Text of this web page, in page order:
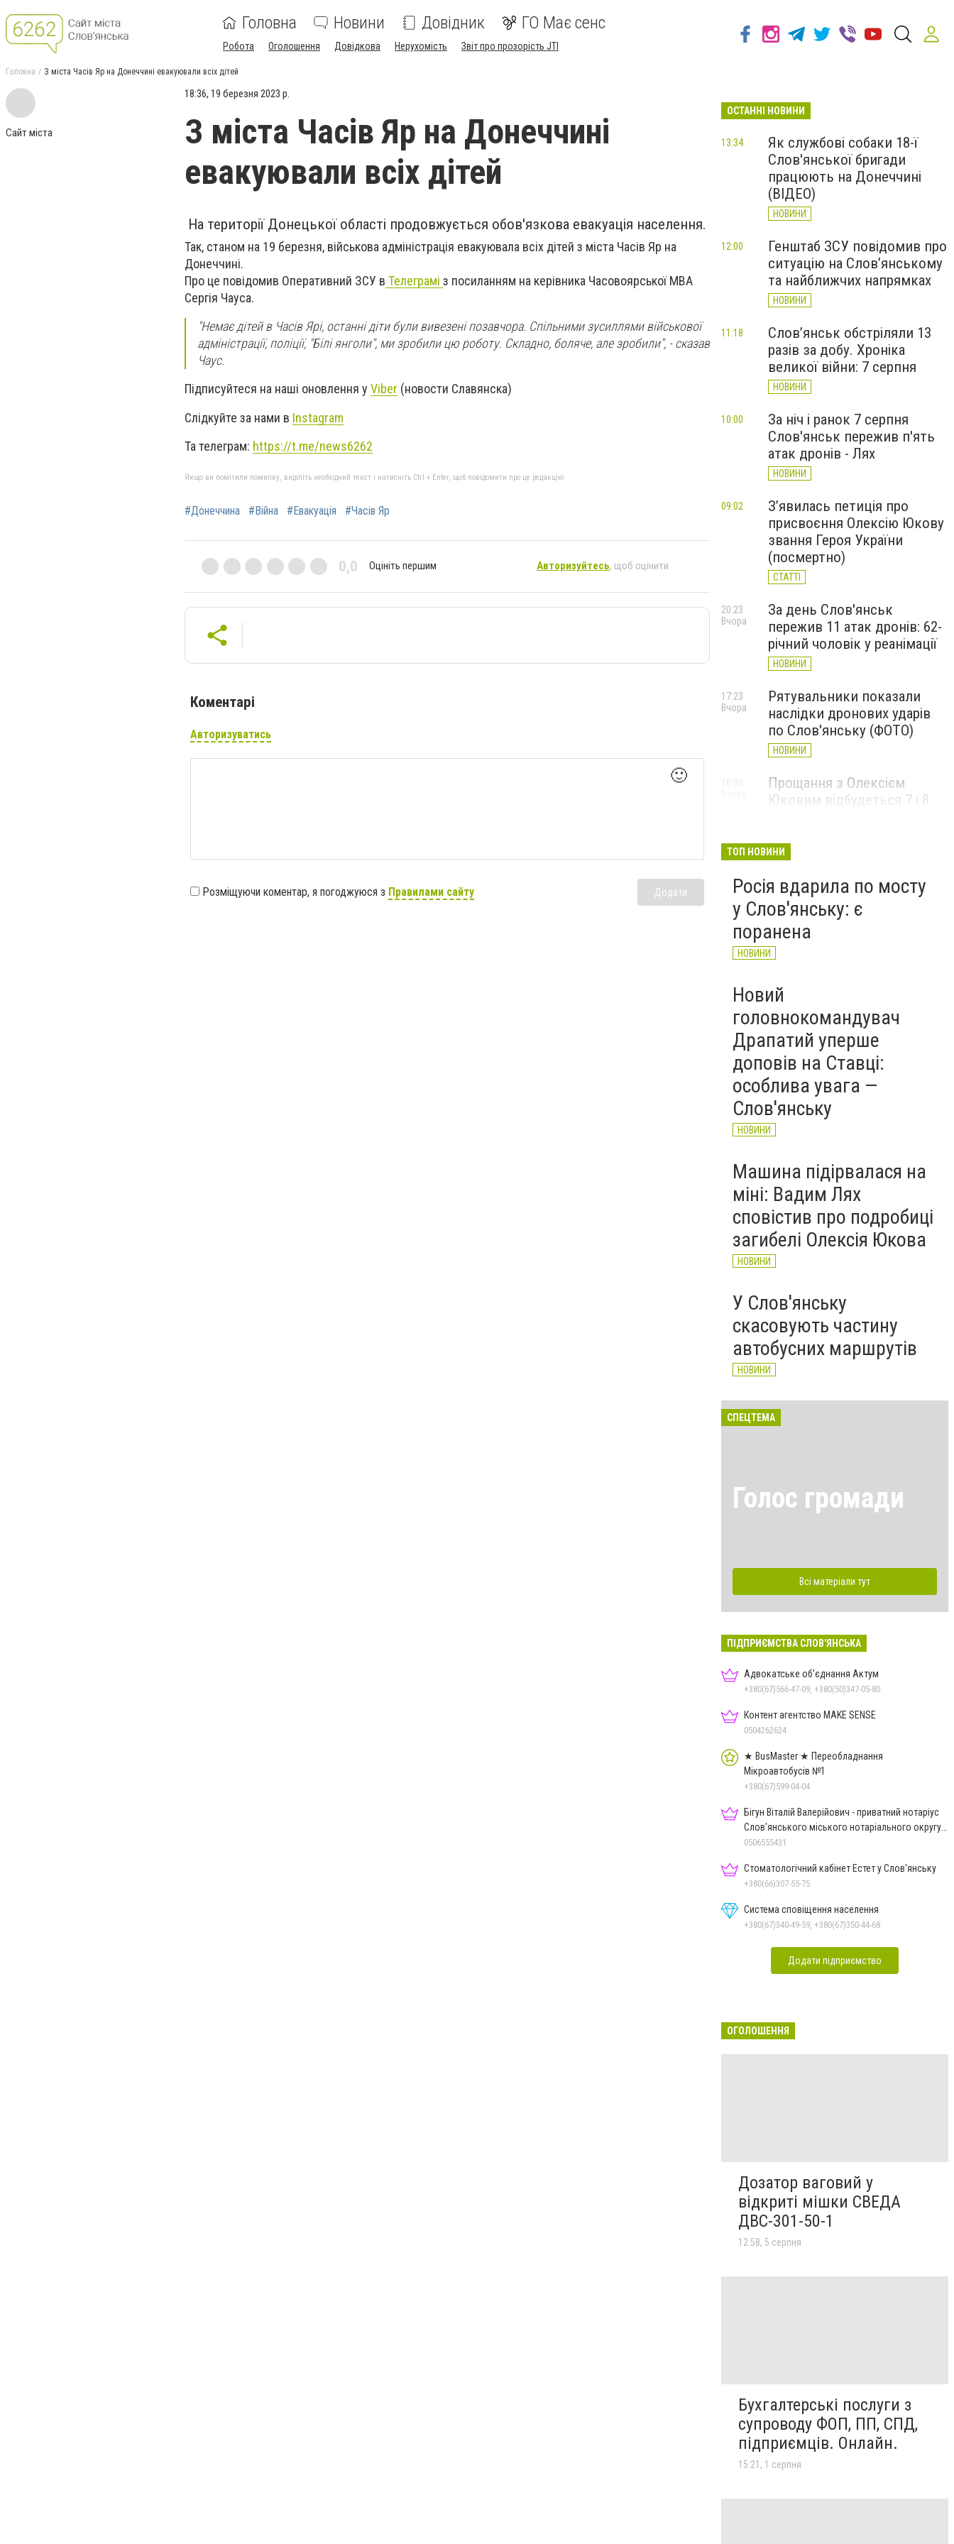
Головна Новини Довідник ГО Має сенс
Робота Оголошення Довідкова Нерухомість Звіт про прозорість JTI
Головна З міста Часів Яр на Донеччині евакуювали всіх дітей
Сайт міста
18:36, 19 березня 2023 р.
З міста Часів Яр на Донеччині
евакуювали всіх дітей
На території Донецької області продовжується обов'язкова евакуація населення.
Так, станом на 19 березня, військова адміністрація евакуювала всіх дітей з міста Часів Яр на
Донеччині.
Про це повідомив Оперативний ЗСУ в Телеграмі з посиланням на керівника Часовоярської МВА
Сергія Чауса.
"Немає дітей в Часів Ярі, останні діти були вивезені позавчора. Спільними зусиллями військової
адміністрації, поліції, "Білі янголи", ми зробили цю роботу. Складно, боляче, але зробили", - сказав
Чаус.
Підписуйтеся на наші оновлення у Viber (новости Славянска)
Слідкуйте за нами в Instagram
Та телеграм: https://t.me/news6262
Якщо ви помітили помилку, виділіть необхідний текст і натисніть Ctrl + Enter, щоб повідомити про це редакцію
#Донеччина #Війна #Евакуація #Часів Яр
0,0 Оцініть першим Авторизуйтесь, щоб оцінити
Коментарі
Авторизуватись
🙂
Розміщуючи коментар, я погоджуюся з Правилами сайту Додати
ОСТАННІ НОВИНИ
Як службові собаки 18-ї
Слов'янської бригади
працюють на Донеччині
(ВІДЕО)
НОВИНИ
13:34
Генштаб ЗСУ повідомив про
ситуацію на Слов’янському
та найближчих напрямках
НОВИНИ
12:00
Слов’янськ обстріляли 13
разів за добу. Хроніка
великої війни: 7 серпня
НОВИНИ
11:18
За ніч і ранок 7 серпня
Слов'янськ пережив п'ять
атак дронів - Лях
НОВИНИ
10:00
З’явилась петиція про
присвоєння Олексію Юкову
звання Героя України
(посмертно)
СТАТТІ
09:02
За день Слов'янськ
пережив 11 атак дронів: 62-
річний чоловік у реанімації
НОВИНИ
20:23
Вчора
Рятувальники показали
наслідки дронових ударів
по Слов'янську (ФОТО)
НОВИНИ
17:23
Вчора
Прощання з Олексієм
Юковим відбудеться 7 і 8
ТОП НОВИНИ
Росія вдарила по мосту
у Слов'янську: є
поранена
НОВИНИ
Новий
головнокомандувач
Драпатий уперше
доповів на Ставці:
особлива увага —
Слов'янську
НОВИНИ
Машина підірвалася на
міні: Вадим Лях
сповістив про подробиці
загибелі Олексія Юкова
НОВИНИ
У Слов'янську
скасовують частину
автобусних маршрутів
НОВИНИ
СПЕЦТЕМА
Голос громади
Всі матеріали тут
ПІДПРИЄМСТВА СЛОВ'ЯНСЬКА
Адвокатське об'єднання Актум
+380(67)566-47-09, +380(50)347-05-80
Контент агентство MAKE SENSE
0504262624
★ BusMaster ★ Переобладнання
Мікроавтобусів №1
+380(67)599-04-04
Бігун Віталій Валерійович - приватний нотаріус
Слов'янського міського нотаріального округу
Дон.обл.
0506555431
Стоматологічний кабінет Естет у Слов'янську
+380(66)307-55-75
Система сповіщення населення
+380(67)340-49-59, +380(67)350-44-68
Додати підприємство
ОГОЛОШЕННЯ
Дозатор ваговий у
відкриті мішки СВЕДА
ДВС-301-50-1
12:58, 5 серпня
Бухгалтерські послуги з
супроводу ФОП, ПП, СПД,
підприємців. Онлайн.
15:21, 1 серпня